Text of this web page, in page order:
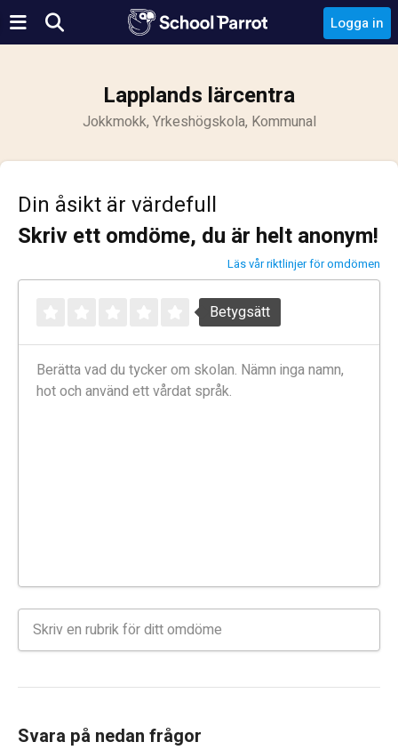
Logga in
Lapplands lärcentra
Jokkmokk, Yrkeshögskola, Kommunal
Din åsikt är värdefull
Skriv ett omdöme, du är helt anonym!
Läs vår riktlinjer för omdömen
Betygsätt
Svara på nedan frågor